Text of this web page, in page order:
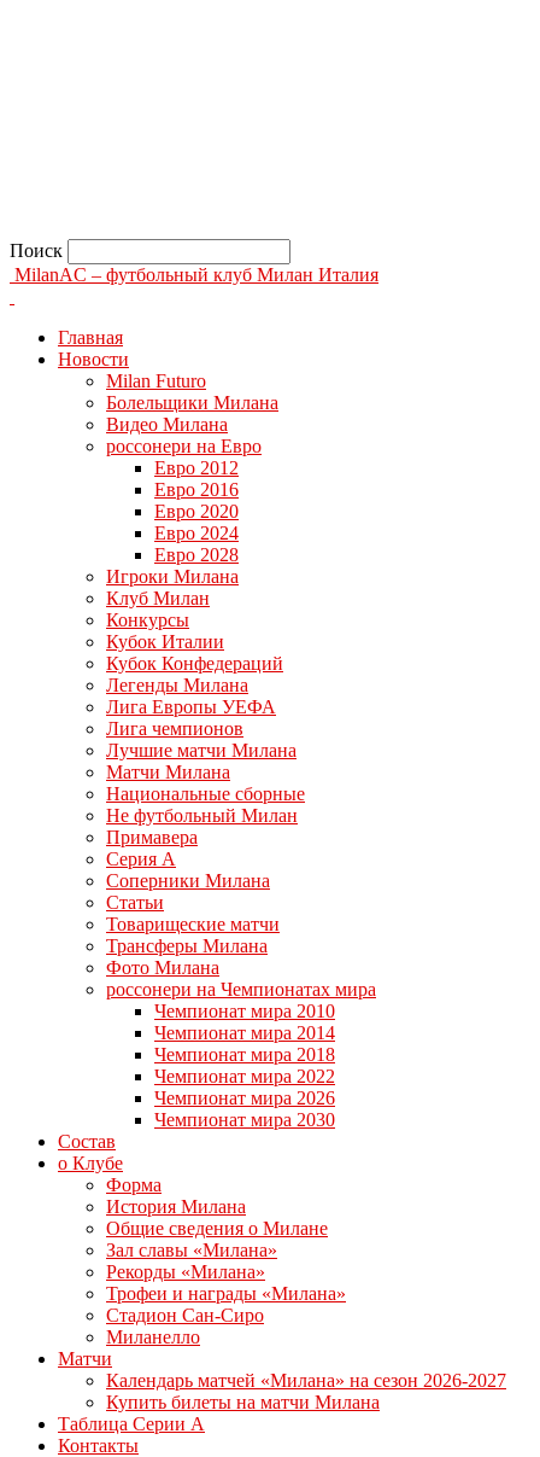
Поиск
MilanAC – футбольный клуб Милан Италия
Главная
Новости
Milan Futuro
Болельщики Милана
Видео Милана
россонери на Евро
Евро 2012
Евро 2016
Евро 2020
Евро 2024
Евро 2028
Игроки Милана
Клуб Милан
Конкурсы
Кубок Италии
Кубок Конфедераций
Легенды Милана
Лига Европы УЕФА
Лига чемпионов
Лучшие матчи Милана
Матчи Милана
Национальные сборные
Не футбольный Милан
Примавера
Серия А
Соперники Милана
Статьи
Товарищеские матчи
Трансферы Милана
Фото Милана
россонери на Чемпионатах мира
Чемпионат мира 2010
Чемпионат мира 2014
Чемпионат мира 2018
Чемпионат мира 2022
Чемпионат мира 2026
Чемпионат мира 2030
Состав
о Клубе
Форма
История Милана
Общие сведения о Милане
Зал славы «Милана»
Рекорды «Милана»
Трофеи и награды «Милана»
Стадион Сан-Сиро
Миланелло
Матчи
Календарь матчей «Милана» на сезон 2026-2027
Купить билеты на матчи Милана
Таблица Серии А
Контакты